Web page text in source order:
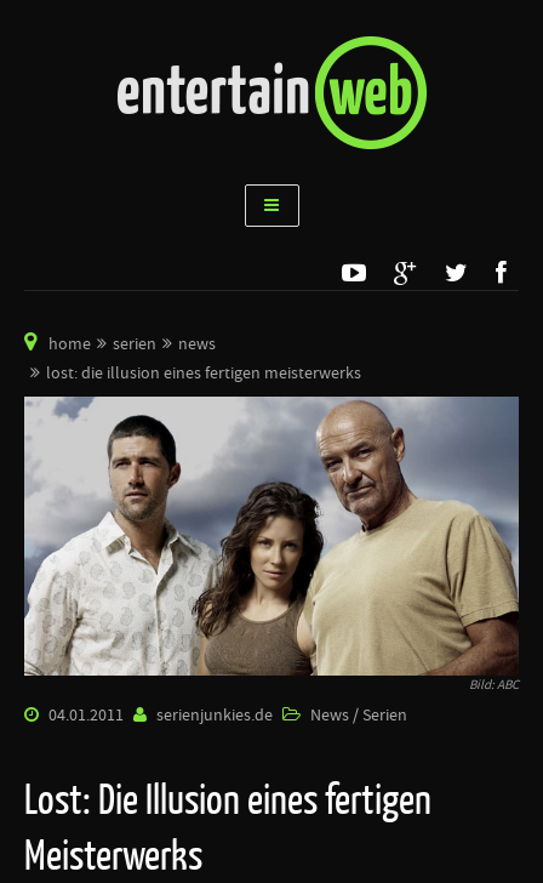
home serien
news
lost: die illusion eines fertigen meisterwerks
Bild: ABC
04.01.2011 serienjunkies.de News / Serien
Lost: Die Illusion eines fertigen
Meisterwerks